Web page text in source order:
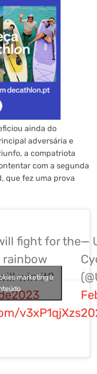
ainda do
adversária e
a compatriota
com a segunda
que fez uma prova
fight for the
rainbow
win it?
v3xP1qjXzs
—
marketing e